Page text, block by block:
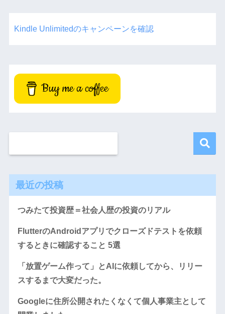
Kindle Unlimitedのキャンペーンを確認
Buy me a coffee
最近の投稿
つみたて投資歴＝社会人歴の投資のリアル
FlutterのAndroidアプリでクローズドテストを依頼
するときに確認すること 5選
「放置ゲーム作って」とAIに依頼してから、リリー
スするまで大変だった。
Googleに住所公開されたくなくて個人事業主として